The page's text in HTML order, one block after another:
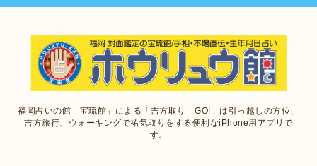
福岡占いの館「宝琉館」による「吉方取り GO!」は引っ越しの方位、
吉方旅行、ウォーキングで祐気取りをする便利なiPhone用アプリで
す。